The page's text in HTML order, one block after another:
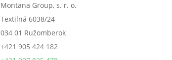
Montana Group, s. r. o.
Textilná 6038/24
034 01 Ružomberok
+421 905 424 182